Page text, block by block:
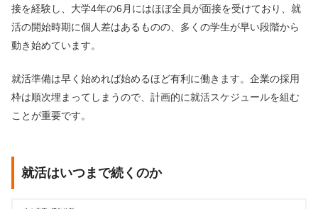
接を経験し、大学4年の6月にはほぼ全員が面接を受けており、就
活の開始時期に個人差はあるものの、多くの学生が早い段階から
動き始めています。
就活準備は早く始めれば始めるほど有利に働きます。企業の採用
枠は順次埋まってしまうので、計画的に就活スケジュールを組む
ことが重要です。
就活はいつまで続くのか